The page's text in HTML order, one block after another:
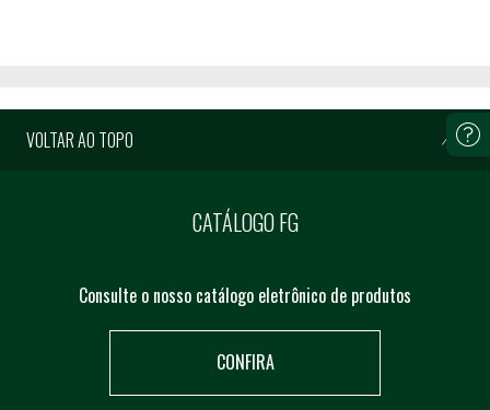
VOLTAR AO TOPO
CATÁLOGO FG
Consulte o nosso catálogo eletrônico de produtos
CONFIRA